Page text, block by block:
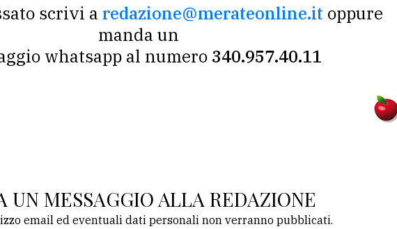
scrivi a redazione@merateonline.it oppure
manda un
whatsapp al numero 340.957.40.11
UN MESSAGGIO ALLA REDAZIONE
email ed eventuali dati personali non verranno pubblicati.